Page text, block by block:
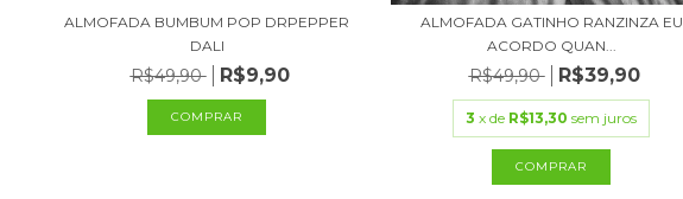
ALMOFADA BUMBUM POP DRPEPPER
DALI
R$49,90 R$9,90
ALMOFADA GATINHO RANZINZA EU
ACORDO QUAN...
R$49,90 R$39,90
3 x de R$13,30 sem juros